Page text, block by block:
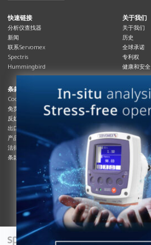
快速链接
分析仪查找器
新闻
联系Servomex
Spectris
Hummingbird
关于我们
关于我们
历史
全球承诺
专利权
健康和安全
条款与合规
Cookies政策
免责声明
反奴隶制立法
出口管制
产品合规
法律和隐私声明
条款及细则
资源资源
总览
杂志
系统信息
产品手册
说明书
服务信息
白皮书
条款和条件
工艺手册
互动杂志